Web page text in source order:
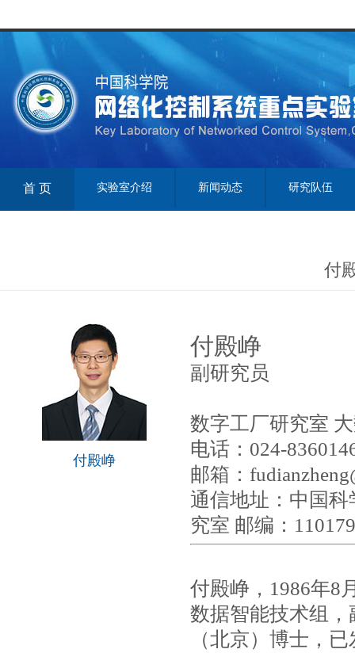
首 页 实验室介绍 新闻动态 研究队伍
付
付殿峥
付殿峥
副研究员
数字工厂研究室
电话：024-
邮箱：
通信地址：中国
究室 邮编：110179
付殿峥，1986年8
数据智能技术组
（北京）博士，